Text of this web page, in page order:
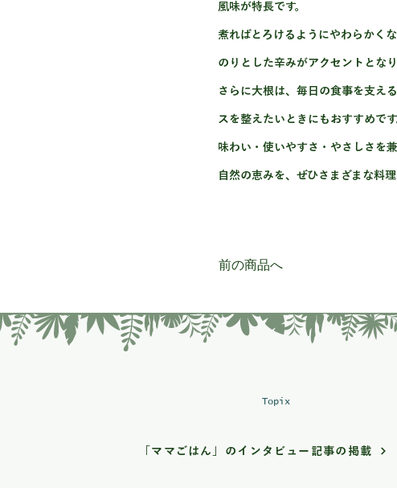
風味が特長です。
煮ればとろけるようにやわらかく
のりとした辛みがアクセントとな
さらに大根は、毎日の食事を支え
スを整えたいときにもおすすめで
味わい・使いやすさ・やさしさを
自然の恵みを、ぜひさまざまな料
前の商品へ
Topix
「ママごはん」のインタビュー記事の掲載